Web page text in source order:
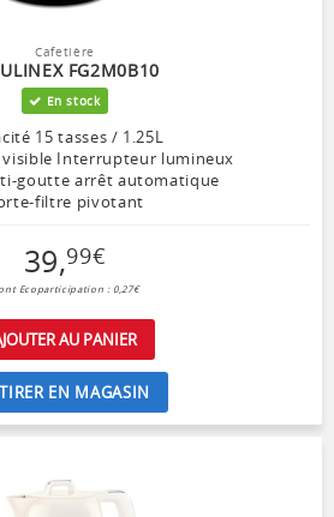
Cafetière
FG2M0B10
En stock
15 tasses / 1.25L
visible Interrupteur lumineux
goutte arrêt automatique
filtre pivotant
39,99€
Ecoparticipation : 0,27€
AU PANIER
EN MAGASIN